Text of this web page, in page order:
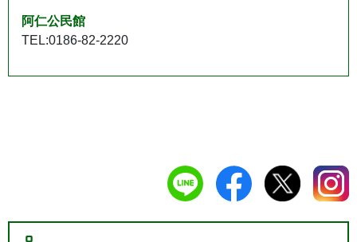
阿仁公民館
TEL:0186-82-2220